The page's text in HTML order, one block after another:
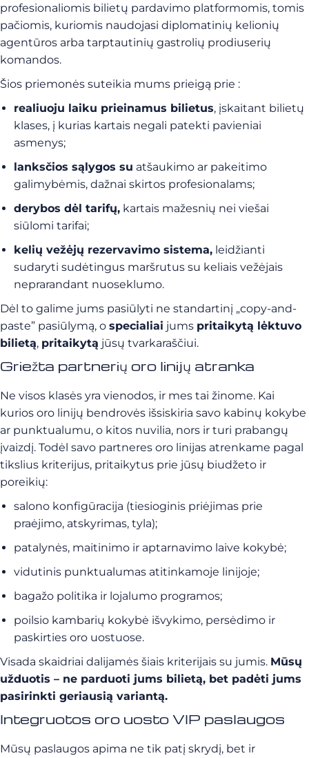
profesionaliomis bilietų pardavimo platformomis, tomis
pačiomis, kuriomis naudojasi diplomatinių kelionių
agentūros arba tarptautinių gastrolių prodiuserių
komandos.
Šios priemonės suteikia mums prieigą prie :
realiuoju laiku prieinamus bilietus, įskaitant bilietų
klases, į kurias kartais negali patekti pavieniai
asmenys;
lanksčios sąlygos su atšaukimo ar pakeitimo
galimybėmis, dažnai skirtos profesionalams;
derybos dėl tarifų, kartais mažesnių nei viešai
siūlomi tarifai;
kelių vežėjų rezervavimo sistema, leidžianti
sudaryti sudėtingus maršrutus su keliais vežėjais
neprarandant nuoseklumo.
Dėl to galime jums pasiūlyti ne standartinį „copy-and-
paste” pasiūlymą, o specialiai jums pritaikytą lėktuvo
bilietą, pritaikytą jūsų tvarkaraščiui.
Griežta partnerių oro linijų atranka
Ne visos klasės yra vienodos, ir mes tai žinome. Kai
kurios oro linijų bendrovės išsiskiria savo kabinų kokybe
ar punktualumu, o kitos nuvilia, nors ir turi prabangų
įvaizdį. Todėl savo partneres oro linijas atrenkame pagal
tikslius kriterijus, pritaikytus prie jūsų biudžeto ir
poreikių:
salono konfigūracija (tiesioginis priėjimas prie
praėjimo, atskyrimas, tyla);
patalynės, maitinimo ir aptarnavimo laive kokybė;
vidutinis punktualumas atitinkamoje linijoje;
bagažo politika ir lojalumo programos;
poilsio kambarių kokybė išvykimo, persėdimo ir
paskirties oro uostuose.
Visada skaidriai dalijamės šiais kriterijais su jumis. Mūsų
užduotis – ne parduoti jums bilietą, bet padėti jums
pasirinkti geriausią variantą.
Integruotos oro uosto VIP paslaugos
Mūsų paslaugos apima ne tik patį skrydį, bet ir